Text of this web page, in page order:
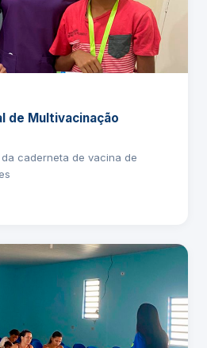
de Multivacinação
caderneta de vacina de